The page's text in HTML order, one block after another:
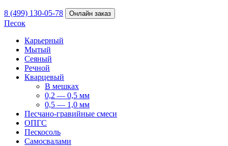
8 (499) 130-05-78 Онлайн заказ
Песок
Карьерный
Мытый
Сеяный
Речной
Кварцевый
В мешках
0,2 — 0,5 мм
0,5 — 1,0 мм
Песчано-гравийные смеси
ОПГС
Пескосоль
Самосвалами